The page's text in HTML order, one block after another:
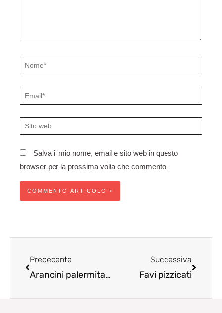
Nome*
Email*
Sito
web
Salva il mio nome, email e sito web in questo
browser per la prossima volta che commento.
Precedente
Arancini palermitani
Successiva
Favi pizzicati